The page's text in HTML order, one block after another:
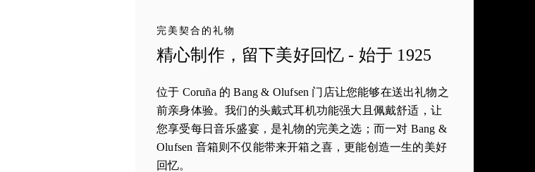
完美契合的礼物
精心制作，留下美好回忆 - 始于 1925
位于 Coruña 的 Bang & Olufsen 门店让您能够在送出礼物之
前亲身体验。我们的头戴式耳机功能强大且佩戴舒适，让
您享受每日音乐盛宴，是礼物的完美之选；而一对 Bang &
Olufsen 音箱则不仅能带来开箱之喜，更能创造一生的美好
回忆。